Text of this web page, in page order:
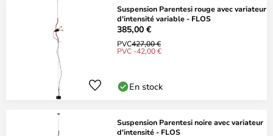
Suspension Parentesi rouge avec variateur
d'intensité variable - FLOS
385,00 €
PVC427,00 €
PVC -42,00 €
En stock
Suspension Parentesi noire avec variateur
d'intensité - FLOS